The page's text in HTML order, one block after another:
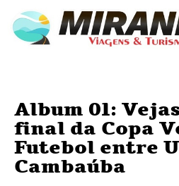
Album 01:
final da Copa
Futebol entre
Cambaúba